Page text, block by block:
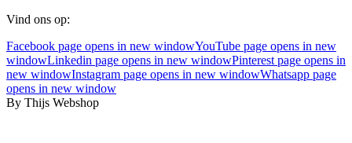
Vind ons op:
Facebook page opens in new windowYouTube page opens in new
windowLinkedin page opens in new windowPinterest page opens in
new windowInstagram page opens in new windowWhatsapp page
opens in new window
By Thijs Webshop